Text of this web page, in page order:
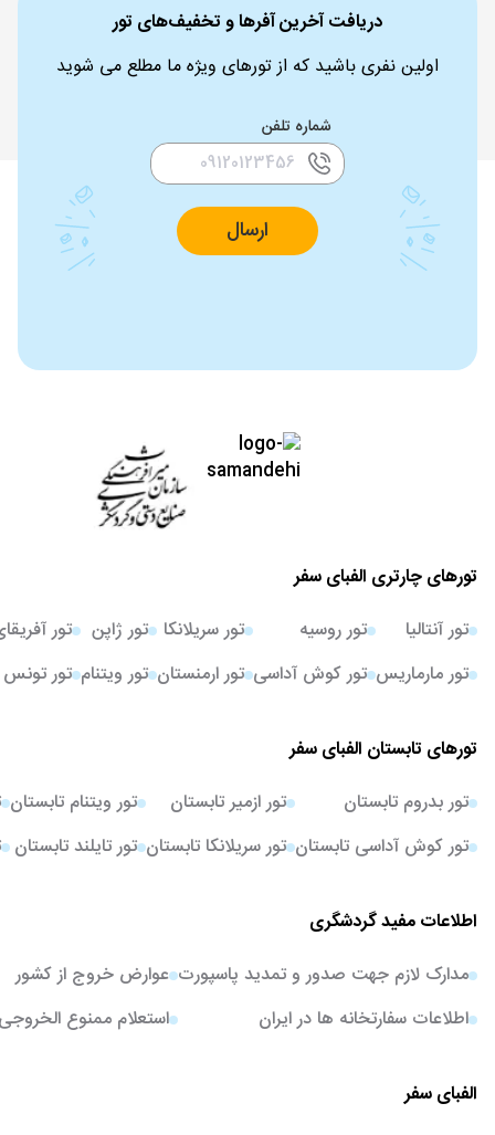
دریافت آخرین آفرها و تخفیف‌های تور
اولین نفری باشید که از تورهای ویژه ما مطلع می شوید
شماره تلفن
ارسال
تورهای چارتری الفبای سفر
تور آنتالیا
تور مارماریس
تور روسیه
تور کوش آداسی
تور سریلانکا
تور ارمنستان
تور ژاپن
تور ویتنام
تور
تور تونس
تورهای تابستان الفبای سفر
تور بدروم تابستان
تور کوش آداسی تابستان
تور ازمیر تابستان
تور سریلانکا تابستان
تور ویتنام تابستان
تور تایلند تابستان
اطلاعات مفید گردشگری
مدارک لازم جهت صدور و تمدید پاسپورت
اطلاعات سفارتخانه ها در ایران
عوارض خروج از کشور
استعلام ممنوع
الفبای سفر